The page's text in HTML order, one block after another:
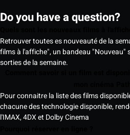
Do you have a question?
Retrouver toutes es nouveauté de la
films à l'affiche", un bandeau "Nouveau"
sorties de la semaine.
Pour connaitre la liste des films
chacune des technologie disponible,
l'IMAX, 4DX et Dolby Cinema